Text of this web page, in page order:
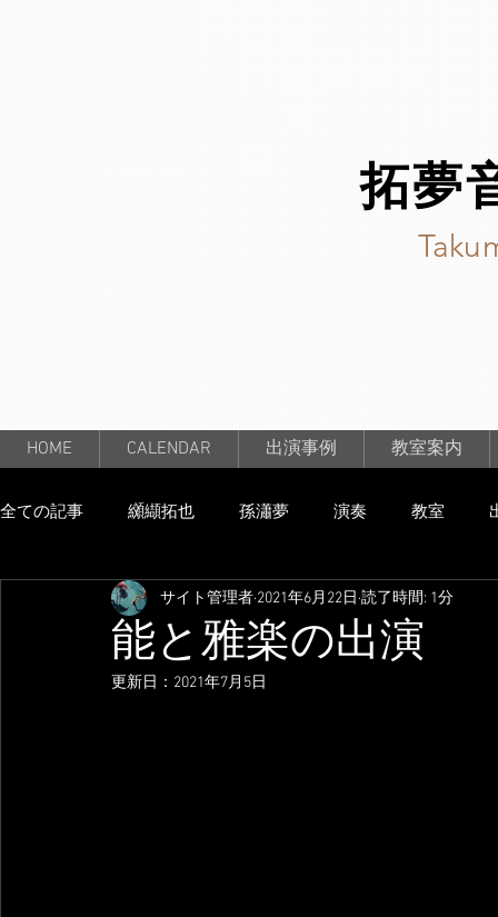
拓夢
HOME CALENDAR 出演事例 教室案内
全ての記事 纐纈拓也 孫瀟夢 演奏 教室
能と雅楽の出演
サイト管理者 2021年6月22日 読了時間: 1分
更新日： 2021年7月5日